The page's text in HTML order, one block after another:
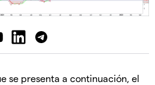
se presenta a continuación, el